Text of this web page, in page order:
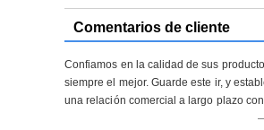
Comentarios de cliente
Confiamos en la calidad de sus
siempre el mejor. Guarde este ir, y
una relación comercial a largo plazo